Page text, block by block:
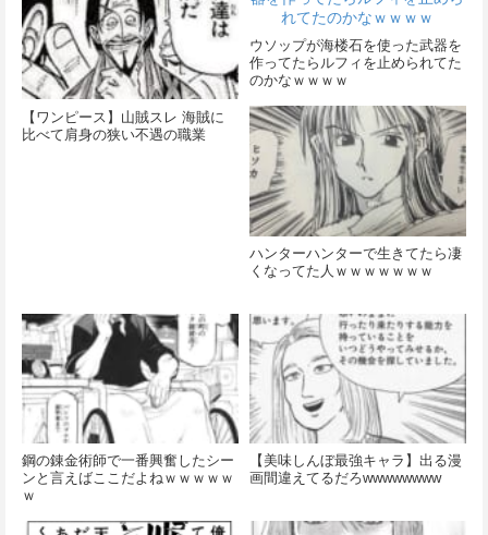
【ワンピース】山賊スレ 海賊に
比べて肩身の狭い不遇の職業
ウソップが海楼石を使った武器を
作ってたらルフィを止められてた
のかなｗｗｗｗ
ハンターハンターで生きてたら凄
くなってた人ｗｗｗｗｗｗｗ
鋼の錬金術師で一番興奮したシー
ンと言えばここだよねｗｗｗｗｗ
ｗ
【美味しんぼ最強キャラ】出る漫
画間違えてるだろwwwwwwww